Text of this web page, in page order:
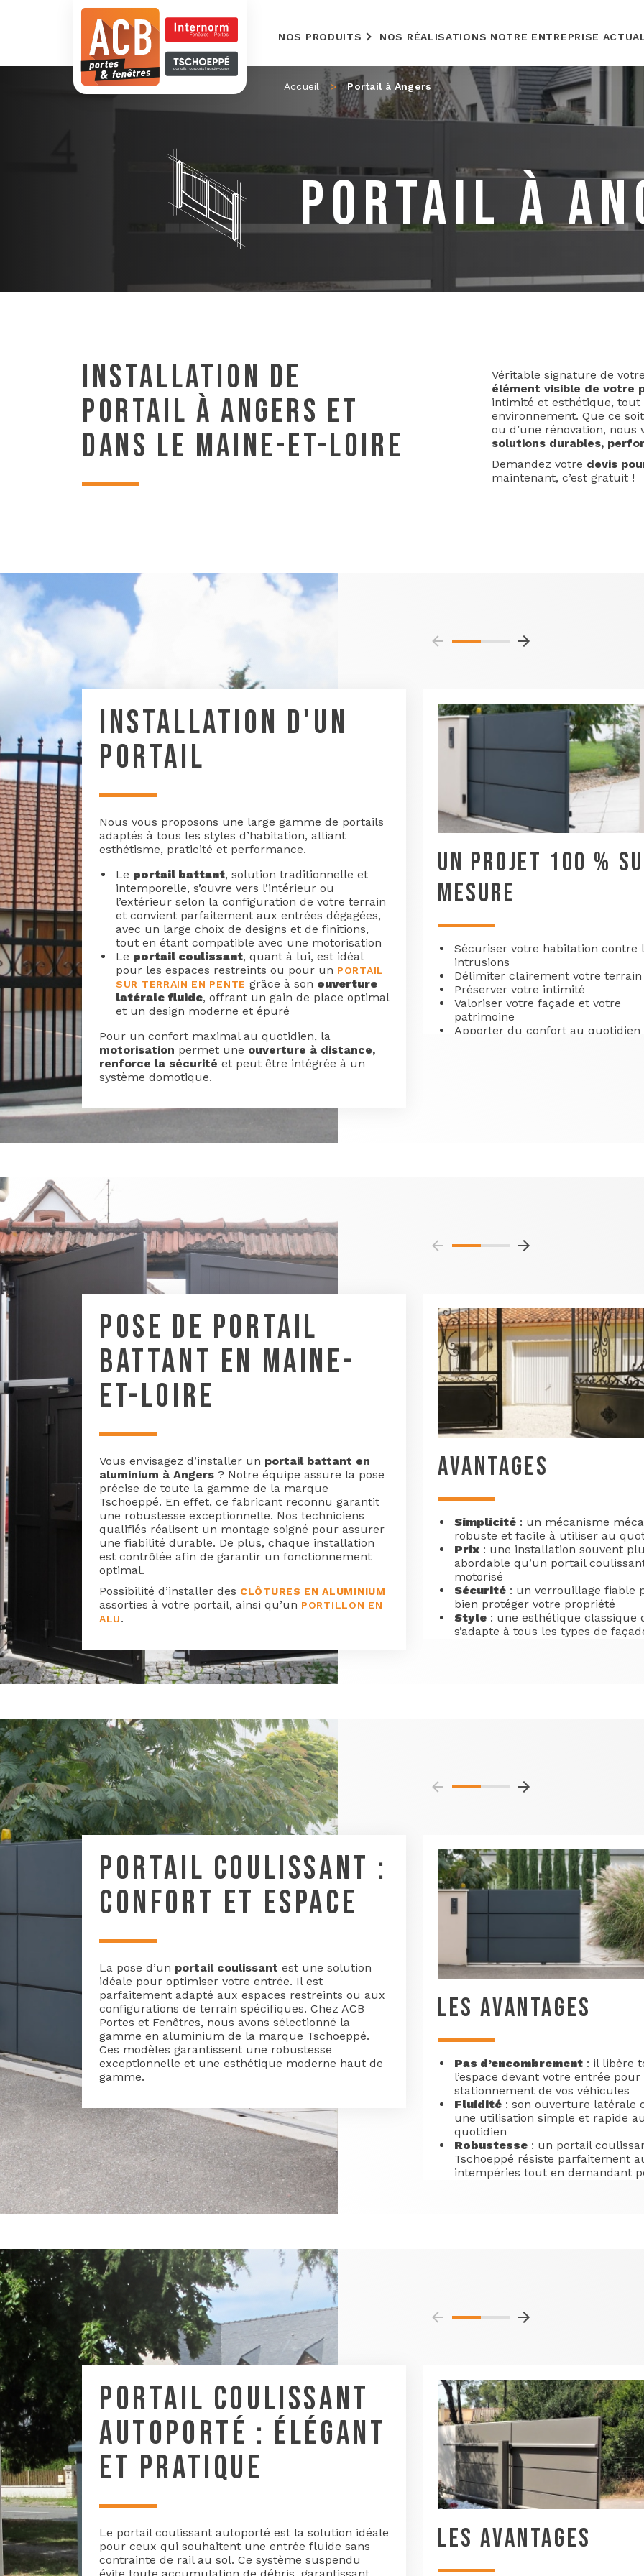
NOS PRODUITS NOS RÉALISATIONS NOTRE ENTREPRISE
Accueil > Portail à Angers
PORTAIL À
INSTALLATION DE
PORTAIL À ANGERS ET
DANS LE MAINE-ET-LOIRE
Véritable signature de
élément visible de votre
intimité et esthétique, tout
environnement. Que ce
ou d’une rénovation, nous
solutions durables,
Demandez votre devis
maintenant, c’est gratuit !
INSTALLATION D'UN
PORTAIL
Nous vous proposons une large gamme de portails
adaptés à tous les styles d’habitation, alliant
esthétisme, praticité et performance.
Le portail battant, solution traditionnelle et
intemporelle, s’ouvre vers l’intérieur ou
l’extérieur selon la configuration de votre terrain
et convient parfaitement aux entrées dégagées,
avec un large choix de designs et de finitions,
tout en étant compatible avec une motorisation
Le portail coulissant, quant à lui, est idéal
pour les espaces restreints ou pour un PORTAIL
SUR TERRAIN EN PENTE grâce à son ouverture
latérale fluide, offrant un gain de place optimal
et un design moderne et épuré
Pour un confort maximal au quotidien, la
motorisation permet une ouverture à distance,
renforce la sécurité et peut être intégrée à un
système domotique.
UN PROJET 100 %
MESURE
Sécuriser votre habitation contre
intrusions
Délimiter clairement votre terrain
Préserver votre intimité
Valoriser votre façade et votre
patrimoine
Apporter du confort au quotidien
POSE DE PORTAIL
BATTANT EN MAINE-
ET-LOIRE
Vous envisagez d’installer un portail battant en
aluminium à Angers ? Notre équipe assure la pose
précise de toute la gamme de la marque
Tschoeppé. En effet, ce fabricant reconnu garantit
une robustesse exceptionnelle. Nos techniciens
qualifiés réalisent un montage soigné pour assurer
une fiabilité durable. De plus, chaque installation
est contrôlée afin de garantir un fonctionnement
optimal.
Possibilité d’installer des CLÔTURES EN ALUMINIUM
assorties à votre portail, ainsi qu’un PORTILLON EN
ALU.
AVANTAGES
Simplicité : un mécanisme
robuste et facile à utiliser au
Prix : une installation souvent
abordable qu’un portail
motorisé
Sécurité : un verrouillage fiable
bien protéger votre propriété
Style : une esthétique classique
s’adapte à tous les types de
PORTAIL COULISSANT :
CONFORT ET ESPACE
La pose d’un portail coulissant est une solution
idéale pour optimiser votre entrée. Il est
parfaitement adapté aux espaces restreints ou aux
configurations de terrain spécifiques. Chez ACB
Portes et Fenêtres, nous avons sélectionné la
gamme en aluminium de la marque Tschoeppé.
Ces modèles garantissent une robustesse
exceptionnelle et une esthétique moderne haut de
gamme.
LES AVANTAGES
Pas d’encombrement : il libère
l’espace devant votre entrée pour
stationnement de vos véhicules
Fluidité : son ouverture latérale
une utilisation simple et rapide
quotidien
Robustesse : un portail
Tschoeppé résiste parfaitement
intempéries tout en demandant
PORTAIL COULISSANT
AUTOPORTÉ : ÉLÉGANT
ET PRATIQUE
Le portail coulissant autoporté est la solution idéale
pour ceux qui souhaitent une entrée fluide sans
contrainte de rail au sol. Ce système suspendu
LES AVANTAGES